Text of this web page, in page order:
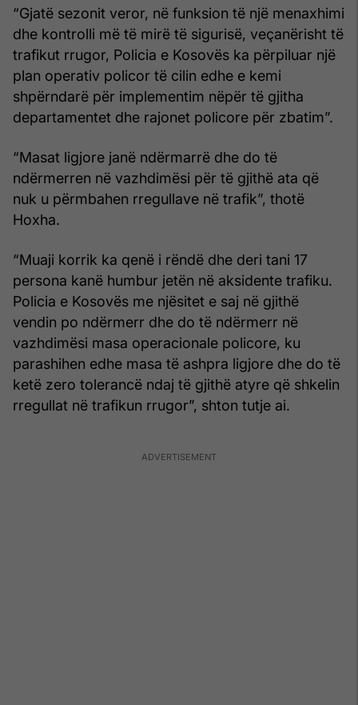
“Gjatë sezonit veror, në funksion të një menaxhimi
dhe kontrolli më të mirë të sigurisë, veçanërisht të
trafikut rrugor, Policia e Kosovës ka përpiluar një
plan operativ policor të cilin edhe e kemi
shpërndarë për implementim nëpër të gjitha
departamentet dhe rajonet policore për zbatim”.
“Masat ligjore janë ndërmarrë dhe do të
ndërmerren në vazhdimësi për të gjithë ata që
nuk u përmbahen rregullave në trafik”, thotë
Hoxha.
“Muaji korrik ka qenë i rëndë dhe deri tani 17
persona kanë humbur jetën në aksidente trafiku.
Policia e Kosovës me njësitet e saj në gjithë
vendin po ndërmerr dhe do të ndërmerr në
vazhdimësi masa operacionale policore, ku
parashihen edhe masa të ashpra ligjore dhe do të
ketë zero tolerancë ndaj të gjithë atyre që shkelin
rregullat në trafikun rrugor”, shton tutje ai.